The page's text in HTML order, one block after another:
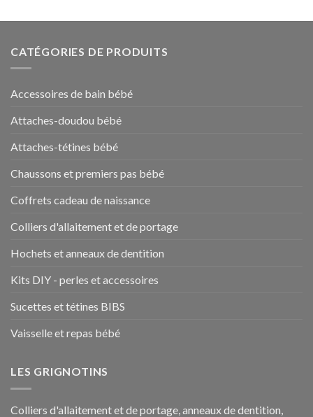
CATÉGORIES DE PRODUITS
Accessoires de bain bébé
Attaches-doudou bébé
Attaches-tétines bébé
Chaussons et premiers pas bébé
Coffrets cadeau de naissance
Colliers d'allaitement et de portage
Hochets et anneaux de dentition
Kits DIY - perles et accessoires
Sucettes et tétines BIBS
Vaisselle et repas bébé
LES GRIGNOTINS
Colliers d'allaitement et de portage, anneaux de dentition,